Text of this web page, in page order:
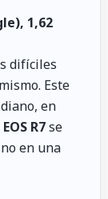
1,62
difíciles
Este
en
R7se
en una